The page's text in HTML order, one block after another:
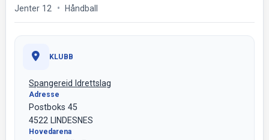
Jenter 12 Håndball
KLUBB
Spangereid Idrettslag
Adresse
Postboks 45
4522 LINDESNES
Hovedarena